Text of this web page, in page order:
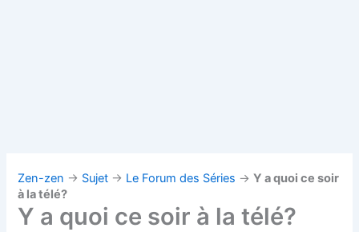
Zen-zen → Sujet → Le Forum des Séries →Y a quoi ce soir
à la télé?
Y a quoi ce soir à la télé?